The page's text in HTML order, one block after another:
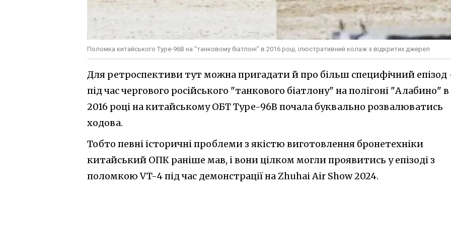
Поломка китайського Type-96B на "танковому біатлоні" в 2016 році, ілюстративний колаж з відкритих джерел
Для ретроспективи тут можна пригадати й про більш специфічний епізод
під час чергового російського "танкового біатлону" на полігоні "Алабино" в
2016 році на китайському ОБТ Type-96B почала буквально розвалюватись
ходова.
Тобто певні історичні проблеми з якістю виготовлення бронетехніки
китайський ОПК раніше мав, і вони цілком могли проявитись у епізоді з
поломкою VT-4 під час демонстрації на Zhuhai Air Show 2024.